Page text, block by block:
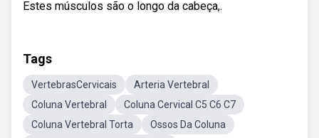
Estes músculos são o longo da cabeça,.
Tags
VertebrasCervicais
Arteria Vertebral
Coluna Vertebral
Coluna Cervical C5 C6 C7
Coluna Vertebral Torta
Ossos Da Coluna